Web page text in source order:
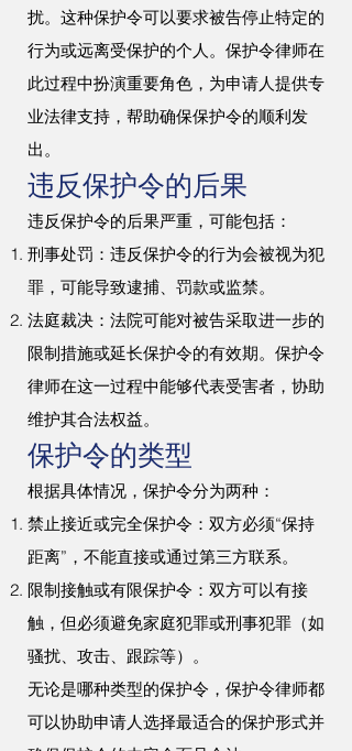
扰。这种保护令可以要求被告停止特定的
行为或远离受保护的个人。保护令律师在
此过程中扮演重要角色，为申请人提供专
业法律支持，帮助确保保护令的顺利发
出。
违反保护令的后果
违反保护令的后果严重，可能包括：
刑事处罚：违反保护令的行为会被视为犯
罪，可能导致逮捕、罚款或监禁。
法庭裁决：法院可能对被告采取进一步的
限制措施或延长保护令的有效期。保护令
律师在这一过程中能够代表受害者，协助
维护其合法权益。
保护令的类型
根据具体情况，保护令分为两种：
禁止接近或完全保护令：双方必须“保持
距离”，不能直接或通过第三方联系。
限制接触或有限保护令：双方可以有接
触，但必须避免家庭犯罪或刑事犯罪（如
骚扰、攻击、跟踪等）。
无论是哪种类型的保护令，保护令律师都
可以协助申请人选择最适合的保护形式并